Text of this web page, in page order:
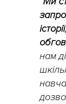
нам